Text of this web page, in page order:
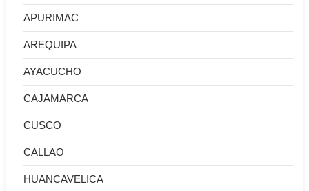
APURIMAC
AREQUIPA
AYACUCHO
CAJAMARCA
CUSCO
CALLAO
HUANCAVELICA